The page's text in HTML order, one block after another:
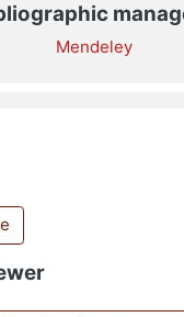
Mendeley